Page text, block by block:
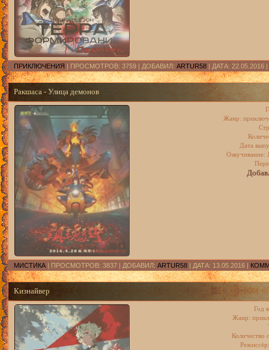
ПРИКЛЮЧЕНИЯ | ПРОСМОТРОВ: 3759 | ДОБАВИЛ: ARTUR58 | ДАТА: 22.05.2016 |
Ракшаса - Улица демонов
Жанр:
Дата
Озвучивание:
МИСТИКА | ПРОСМОТРОВ: 3837 | ДОБАВИЛ: ARTUR58 | ДАТА: 13.05.2016 |
Кизнайвер
Год
Жанр:
Количество